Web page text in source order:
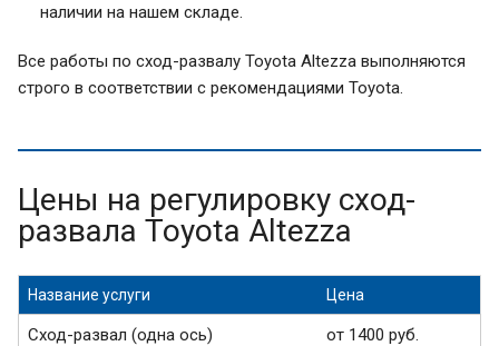
наличии на нашем складе.
Все работы по сход-развалу Toyota Altezza выполняются
строго в соответствии с рекомендациями Toyota.
Цены на регулировку сход-
развала Toyota Altezza
Название услуги Цена
Сход-развал (одна ось) от 1400 руб.